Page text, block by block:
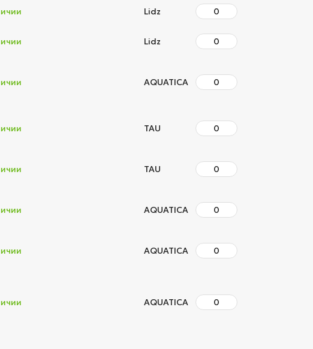
Lidz
Lidz
AQUATICA
TAU
TAU
AQUATICA
AQUATICA
AQUATICA